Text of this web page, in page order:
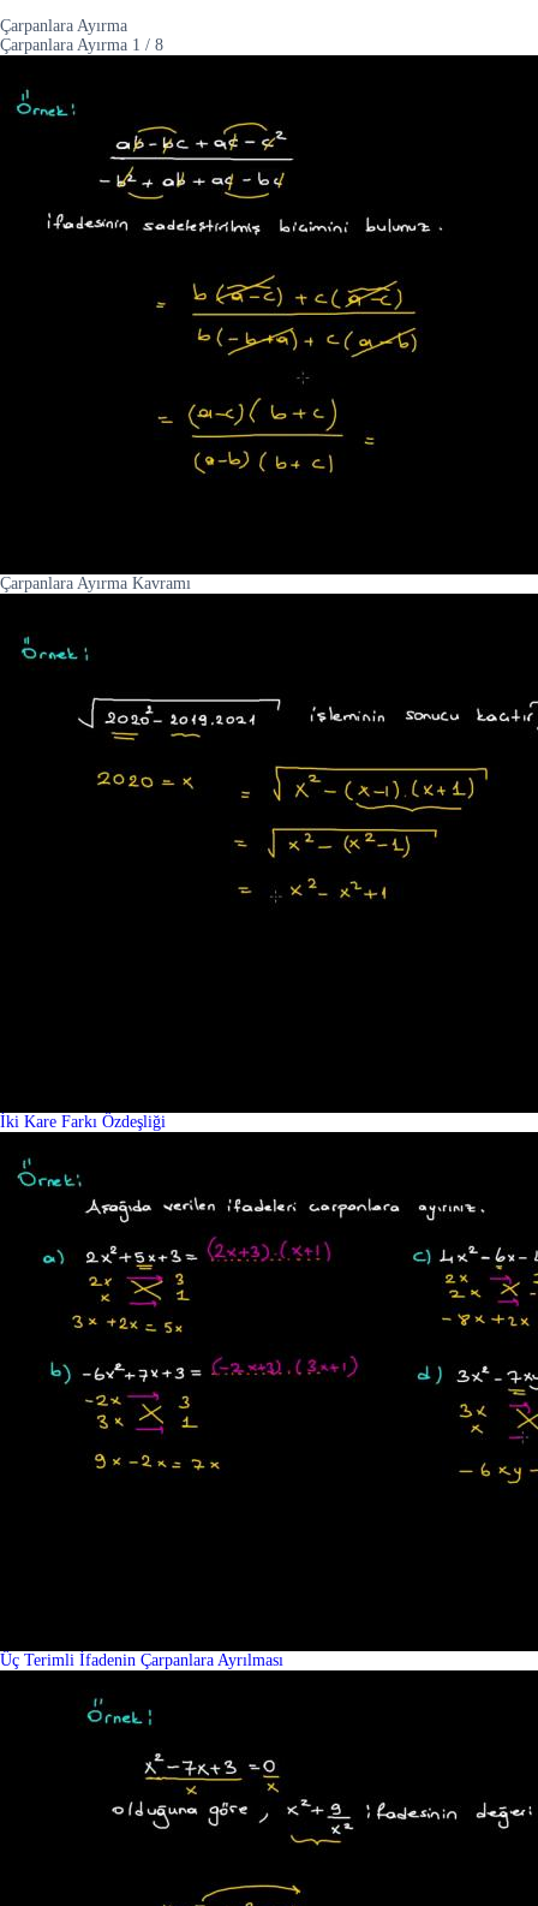
Çarpanlara Ayırma
Çarpanlara Ayırma 1 / 8
Çarpanlara Ayırma Kavramı
İki Kare Farkı Özdeşliği
Üç Terimli İfadenin Çarpanlara Ayrılması